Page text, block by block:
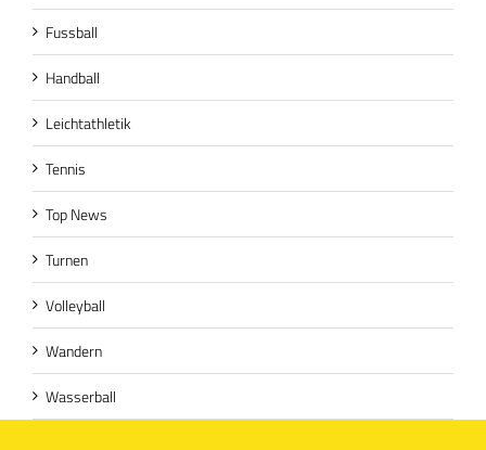
Fussball
Handball
Leichtathletik
Tennis
Top News
Turnen
Volleyball
Wandern
Wasserball